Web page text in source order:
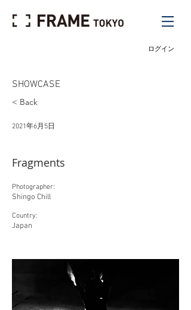
ログイン
SHOWCASE
< Back
2021年6月5日
Fragments
Photographer:
Shingo Chill
Country:
Japan